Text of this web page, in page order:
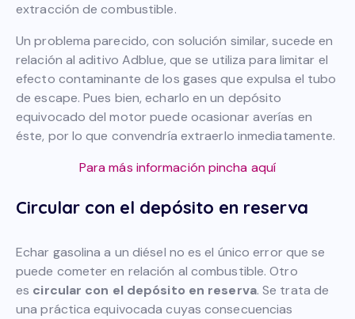
extracción de combustible.
Un problema parecido, con solución similar, sucede en
relación al aditivo Adblue, que se utiliza para limitar el
efecto contaminante de los gases que expulsa el tubo
de escape. Pues bien, echarlo en un depósito
equivocado del motor puede ocasionar averías en
éste, por lo que convendría extraerlo inmediatamente.
Para más informaciónpincha aquí
Circular con el depósito en reserva
Echar gasolina a un diésel no es el único error que se
puede cometer en relación al combustible. Otro
es circular con el depósito en reserva. Se trata de
una práctica equivocada cuyas consecuencias